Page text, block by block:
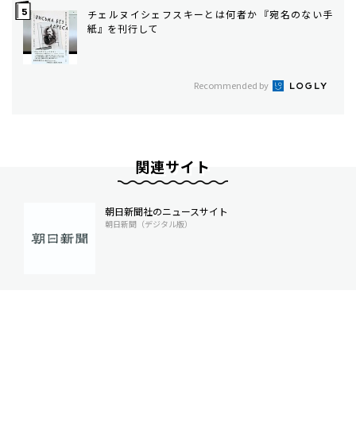
チェルヌイシェフスキーとは何者か――『宛名のない手
紙』を刊行して
Recommended by
関連サイト
朝日新聞社のニュースサイト
朝日新聞（デジタル版）